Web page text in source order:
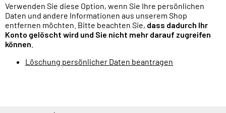
Verwenden Sie diese Option, wenn Sie Ihre persönlichen
Daten und andere Informationen aus unserem Shop
entfernen möchten. Bitte beachten Sie, dass dadurch Ihr
Konto gelöscht wird und Sie nicht mehr darauf zugreifen
können
Löschung persönlicher Daten beantragen